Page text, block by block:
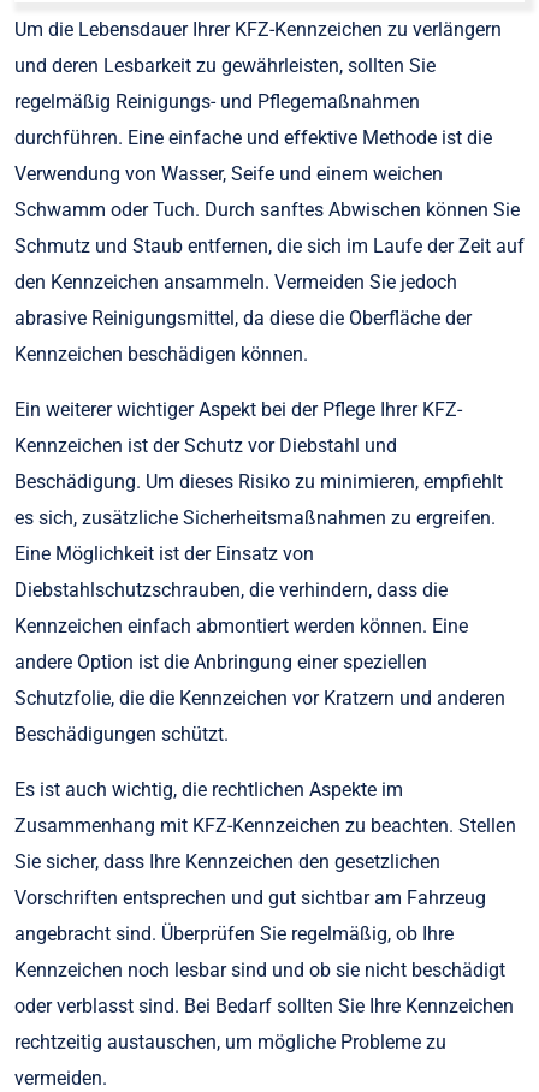
Um die Lebensdauer Ihrer KFZ-Kennzeichen zu verlängern
und deren Lesbarkeit zu gewährleisten, sollten Sie
regelmäßig Reinigungs- und Pflegemaßnahmen
durchführen. Eine einfache und effektive Methode ist die
Verwendung von Wasser, Seife und einem weichen
Schwamm oder Tuch. Durch sanftes Abwischen können Sie
Schmutz und Staub entfernen, die sich im Laufe der Zeit auf
den Kennzeichen ansammeln. Vermeiden Sie jedoch
abrasive Reinigungsmittel, da diese die Oberfläche der
Kennzeichen beschädigen können.
Ein weiterer wichtiger Aspekt bei der Pflege Ihrer KFZ-
Kennzeichen ist der Schutz vor Diebstahl und
Beschädigung. Um dieses Risiko zu minimieren, empfiehlt
es sich, zusätzliche Sicherheitsmaßnahmen zu ergreifen.
Eine Möglichkeit ist der Einsatz von
Diebstahlschutzschrauben, die verhindern, dass die
Kennzeichen einfach abmontiert werden können. Eine
andere Option ist die Anbringung einer speziellen
Schutzfolie, die die Kennzeichen vor Kratzern und anderen
Beschädigungen schützt.
Es ist auch wichtig, die rechtlichen Aspekte im
Zusammenhang mit KFZ-Kennzeichen zu beachten. Stellen
Sie sicher, dass Ihre Kennzeichen den gesetzlichen
Vorschriften entsprechen und gut sichtbar am Fahrzeug
angebracht sind. Überprüfen Sie regelmäßig, ob Ihre
Kennzeichen noch lesbar sind und ob sie nicht beschädigt
oder verblasst sind. Bei Bedarf sollten Sie Ihre Kennzeichen
rechtzeitig austauschen, um mögliche Probleme zu
vermeiden.